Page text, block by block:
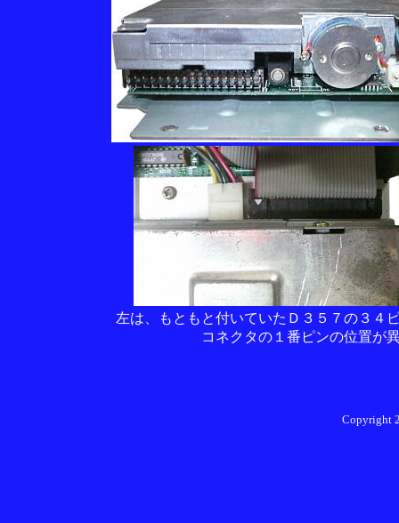
左は、もともと付いていたＤ３５７の３４
コネクタの１番ピンの位置が
Copyright